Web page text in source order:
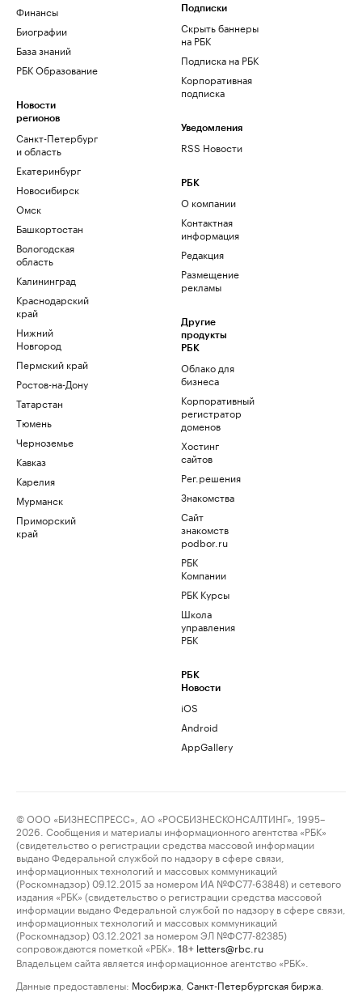
Финансы
Биографии
База знаний
РБК Образование
Новости
регионов
Санкт-Петербург
и область
Екатеринбург
Новосибирск
Омск
Башкортостан
Вологодская
область
Калининград
Краснодарский
край
Нижний
Новгород
Пермский край
Ростов-на-Дону
Татарстан
Тюмень
Черноземье
Кавказ
Карелия
Мурманск
Приморский
край
Подписки
Скрыть баннеры
на РБК
Подписка на РБК
Корпоративная
подписка
Уведомления
RSS Новости
РБК
О компании
Контактная
информация
Редакция
Размещение
рекламы
Другие
продукты
РБК
Облако для
бизнеса
Корпоративный
регистратор
доменов
Хостинг
сайтов
Рег.решения
Знакомства
Сайт
знакомств
podbor.ru
РБК
Компании
РБК Курсы
Школа
управления
РБК
РБК
Новости
iOS
Android
AppGallery
© ООО «БИЗНЕСПРЕСС», АО «РОСБИЗНЕСКОНСАЛТИНГ», 1995–
2026. Сообщения и материалы информационного агентства «РБК»
(свидетельство о регистрации средства массовой информации
выдано Федеральной службой по надзору в сфере связи,
информационных технологий и массовых коммуникаций
(Роскомнадзор) 09.12.2015 за номером ИА №ФС77-63848) и сетевого
издания «РБК» (свидетельство о регистрации средства массовой
информации выдано Федеральной службой по надзору в сфере связи,
информационных технологий и массовых коммуникаций
(Роскомнадзор) 03.12.2021 за номером ЭЛ №ФС77-82385)
сопровождаются пометкой «РБК».
18+ letters@rbc.ru
Владельцем сайта является информационное агентство «РБК».
Данные предоставлены: Мосбиржа Санкт-Петербургская биржа